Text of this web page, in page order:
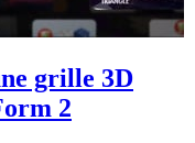
grille 3D
2